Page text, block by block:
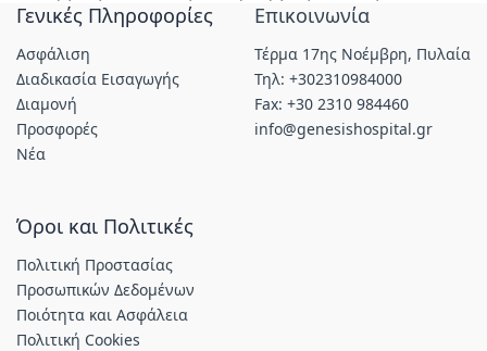
Γενικές Πληροφορίες
Ασφάλιση
Διαδικασία Εισαγωγής
Διαμονή
Προσφορές
Νέα
Επικοινωνία
Τέρμα 17ης Νοέμβρη, Πυλαία
Τηλ: +302310984000
Fax: +30 2310 984460
info@genesishospital.gr
Όροι και Πολιτικές
Πολιτική Προστασίας
Προσωπικών Δεδομένων
Ποιότητα και Ασφάλεια
Πολιτική Cookies